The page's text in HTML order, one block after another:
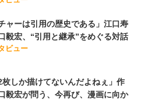
ャーは引用の歴史である」江口寿
毅宏、“引用と継承”をめぐる対話
ビュー
枚しか描けてないんだよねぇ」作
毅宏が問う、今再び、漫画に向か